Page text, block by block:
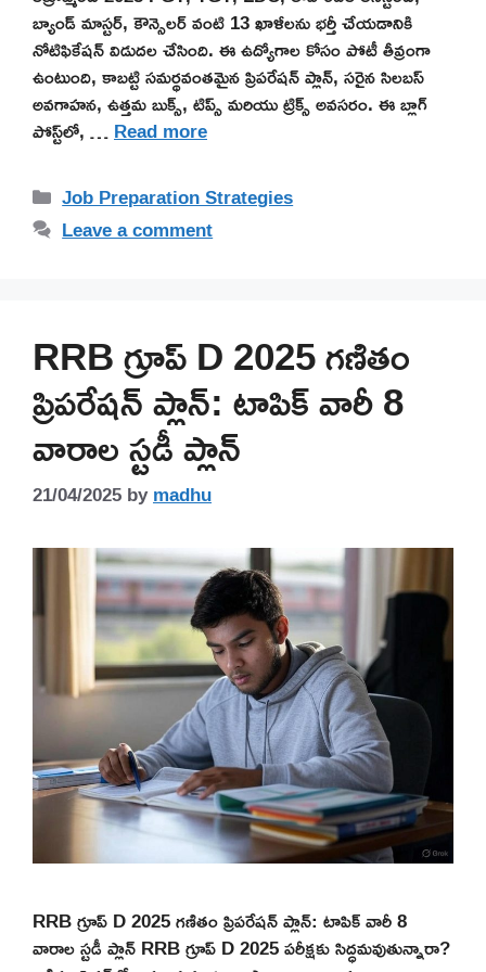
బ్యాండ్ మాస్టర్, కౌన్సెలర్ వంటి 13 ఖాళీలను భర్తీ చేయడానికి
నోటిఫికేషన్ విడుదల చేసింది. ఈ ఉద్యోగాల కోసం పోటీ తీవ్రంగా
ఉంటుంది, కాబట్టి సమర్థవంతమైన ప్రిపరేషన్ ప్లాన్, సరైన సిలబస్
అవగాహన, ఉత్తమ బుక్స్, టిప్స్ మరియు ట్రిక్స్ అవసరం. ఈ బ్లాగ్
పోస్ట్‌లో, …Read more
Categories
Job Preparation Strategies
Leave a comment
RRB గ్రూప్ D 2025 గణితం
ప్రిపరేషన్ ప్లాన్: టాపిక్ వారీ 8
వారాల స్టడీ ప్లాన్
21/04/2025bymadhu
RRB గ్రూప్ D 2025 గణితం ప్రిపరేషన్ ప్లాన్: టాపిక్ వారీ 8
వారాల స్టడీ ప్లాన్ RRB గ్రూప్ D 2025 పరీక్షకు సిద్ధమవుతున్నారా?